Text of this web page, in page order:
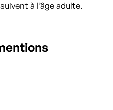
à l’âge adulte.